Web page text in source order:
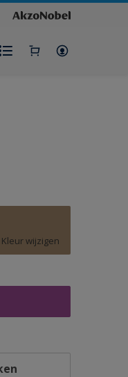
Kleur wijzigen